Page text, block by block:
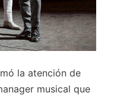
la atención de
musical que